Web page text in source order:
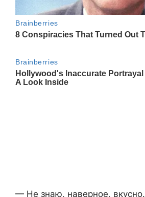
— Не знаю, наверное, вкусно.